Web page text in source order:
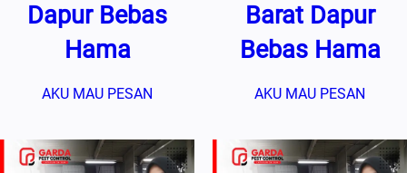
Dapur Bebas
Hama
AKU MAU PESAN
Barat Dapur
Bebas Hama
AKU MAU PESAN